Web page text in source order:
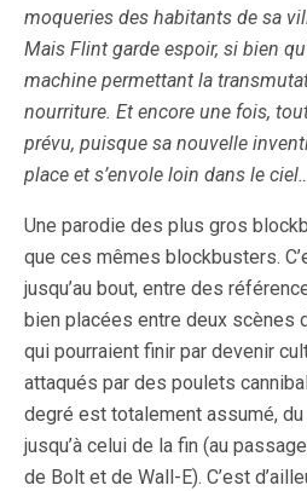
moqueries des habitants de sa
Mais Flint garde espoir, si bien
machine permettant la
nourriture. Et encore une fois,
prévu, puisque sa nouvelle
place et s’envole loin dans le
Une parodie des plus gros
que ces mêmes blockbusters.
jusqu’au bout, entre des
bien placées entre deux scènes
qui pourraient finir par devenir
attaqués par des poulets
degré est totalement assumé,
jusqu’à celui de la fin (au
de Bolt et de Wall-E). C’est